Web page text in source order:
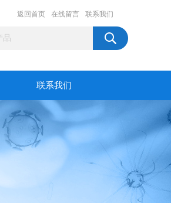
返回首页 在线留言 联系我们
联系我们